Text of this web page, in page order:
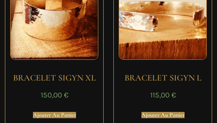
BRACELET SIGYN XL
150,00 €
Ajouter Au Panier
BRACELET SIGYN L
115,00 €
Ajouter Au Panier